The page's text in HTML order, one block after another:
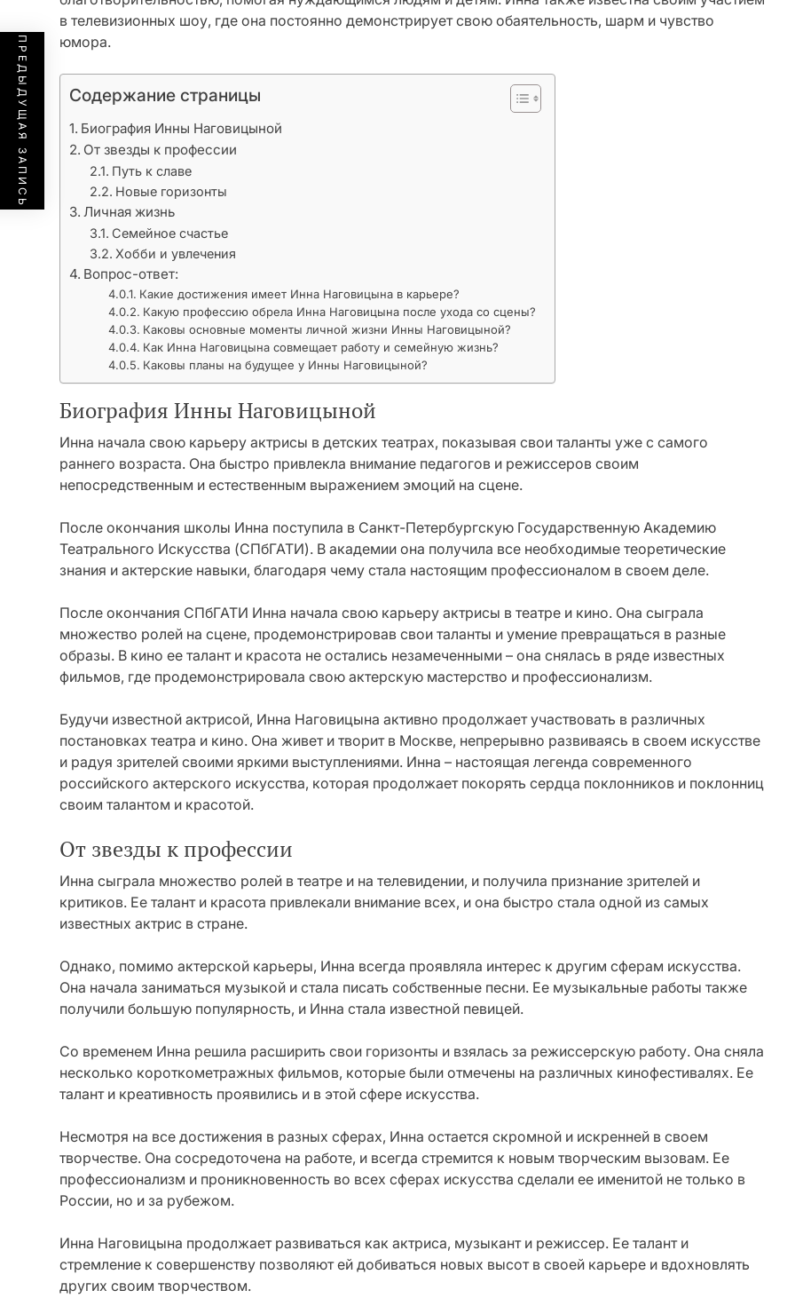
в телевизионных шоу, где она постоянно демонстрирует свою обаятельность, шарм и чувство
юмора.
Содержание страницы
Биография Инны Наговицыной
От звезды к профессии
Путь к славе
Новые горизонты
Личная жизнь
Семейное счастье
Хобби и увлечения
Вопрос-ответ:
Какие достижения имеет Инна Наговицына в карьере?
Какую профессию обрела Инна Наговицына после ухода со сцены?
Каковы основные моменты личной жизни Инны Наговицыной?
Как Инна Наговицына совмещает работу и семейную жизнь?
Каковы планы на будущее у Инны Наговицыной?
Биография Инны Наговицыной
Инна начала свою карьеру актрисы в детских театрах, показывая свои таланты уже с самого
раннего возраста. Она быстро привлекла внимание педагогов и режиссеров своим
непосредственным и естественным выражением эмоций на сцене.
После окончания школы Инна поступила в Санкт-Петербургскую Государственную Академию
Театрального Искусства (СПбГАТИ). В академии она получила все необходимые теоретические
знания и актерские навыки, благодаря чему стала настоящим профессионалом в своем деле.
После окончания СПбГАТИ Инна начала свою карьеру актрисы в театре и кино. Она сыграла
множество ролей на сцене, продемонстрировав свои таланты и умение превращаться в разные
образы. В кино ее талант и красота не остались незамеченными – она снялась в ряде известных
фильмов, где продемонстрировала свою актерскую мастерство и профессионализм.
Будучи известной актрисой, Инна Наговицына активно продолжает участвовать в различных
постановках театра и кино. Она живет и творит в Москве, непрерывно развиваясь в своем искусстве
и радуя зрителей своими яркими выступлениями. Инна – настоящая легенда современного
российского актерского искусства, которая продолжает покорять сердца поклонников и поклонниц
своим талантом и красотой.
От звезды к профессии
Инна сыграла множество ролей в театре и на телевидении, и получила признание зрителей и
критиков. Ее талант и красота привлекали внимание всех, и она быстро стала одной из самых
известных актрис в стране.
Однако, помимо актерской карьеры, Инна всегда проявляла интерес к другим сферам искусства.
Она начала заниматься музыкой и стала писать собственные песни. Ее музыкальные работы также
получили большую популярность, и Инна стала известной певицей.
Со временем Инна решила расширить свои горизонты и взялась за режиссерскую работу. Она сняла
несколько короткометражных фильмов, которые были отмечены на различных кинофестивалях. Ее
талант и креативность проявились и в этой сфере искусства.
Несмотря на все достижения в разных сферах, Инна остается скромной и искренней в своем
творчестве. Она сосредоточена на работе, и всегда стремится к новым творческим вызовам. Ее
профессионализм и проникновенность во всех сферах искусства сделали ее именитой не только в
России, но и за рубежом.
Инна Наговицына продолжает развиваться как актриса, музыкант и режиссер. Ее талант и
стремление к совершенству позволяют ей добиваться новых высот в своей карьере и вдохновлять
других своим творчеством.
ПРЕДЫДУЩАЯ ЗАПИСЬ